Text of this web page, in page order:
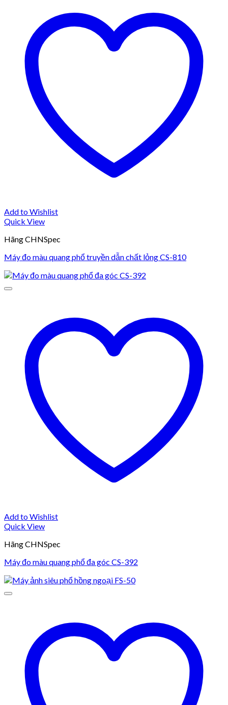
Add to Wishlist
Quick View
Hãng CHNSpec
Máy đo màu quang phổ truyền dẫn chất lỏng CS-810
Add to Wishlist
Quick View
Hãng CHNSpec
Máy đo màu quang phổ đa góc CS-392